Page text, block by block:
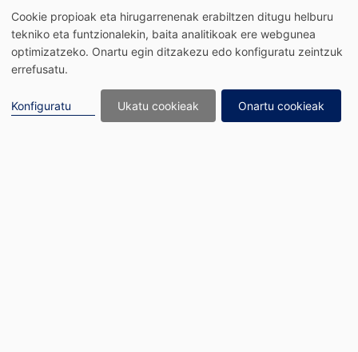
Cookie propioak eta hirugarrenenak erabiltzen ditugu helburu
tekniko eta funtzionalekin, baita analitikoak ere webgunea
optimizatzeko. Onartu egin ditzakezu edo konfiguratu zeintzuk
errefusatu.
Konfiguratu Ukatu cookieak Onartu cookieak